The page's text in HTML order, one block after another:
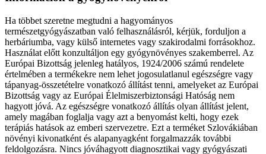
Ha többet szeretne megtudni a hagyományos
természetgyógyászatban való felhasználásról, kérjük, forduljon a
herbáriumba, vagy külső internetes vagy szakirodalmi forrásokhoz.
Használat előtt konzultáljon egy gyógynövényes szakemberrel. Az
Európai Bizottság jelenleg hatályos, 1924/2006 számú rendelete
értelmében a termékekre nem lehet jogosulatlanul egészségre vagy
tápanyag-összetételre vonatkozó állítást tenni, amelyeket az Európai
Bizottság vagy az Európai Élelmiszerbiztonsági Hatóság nem
hagyott jóvá. Az egészségre vonatkozó állítás olyan állítást jelent,
amely magában foglalja vagy azt a benyomást kelti, hogy ezek
terápiás hatások az emberi szervezetre. Ezt a terméket Szlovákiában
növényi kivonatként és alapanyagként forgalmazzák további
feldolgozásra. Nincs jóváhagyott diagnosztikai vagy gyógyászati